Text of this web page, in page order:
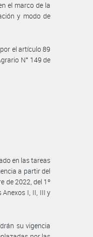
el marco de la
y modo de
el artículo 89
N° 149 de
en las tareas
a partir del
de 2022, del 1º
I, II, III y
su vigencia